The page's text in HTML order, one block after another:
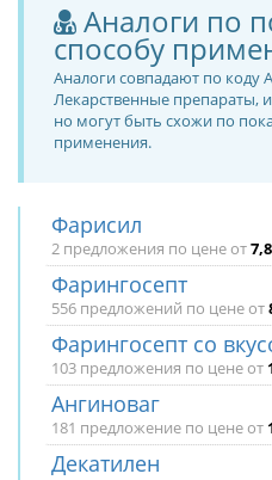
Аналоги по
способу
Аналоги совпадают по коду
Лекарственные препараты,
но могут быть схожи по
применения.
Фарисил
2 предложения по цене от
Фарингосепт
556 предложений по цене от
Фарингосепт со
103 предложения по цене от
Ангиноваг
181 предложение по цене от
Декатилен